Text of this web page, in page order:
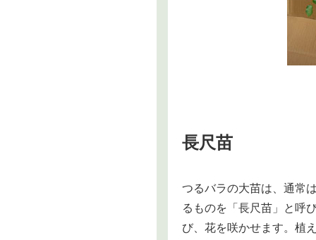
長尺苗
つるバラの大苗は、通常
るものを「長尺苗」と呼
び、花を咲かせます。植